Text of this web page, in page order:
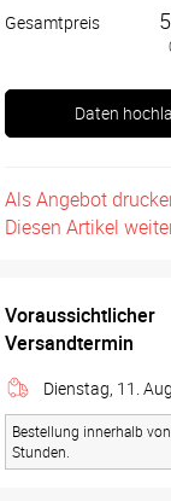
Gesamtpreis
Daten
Als Angebot
Diesen Artikel
Voraussichtlicher
Versandtermin
Dienstag, 11.
Bestellung innerhalb
Stunden.